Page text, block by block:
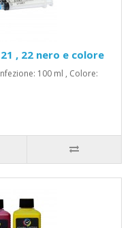
, 22 nero e colore
100 ml , Colore: